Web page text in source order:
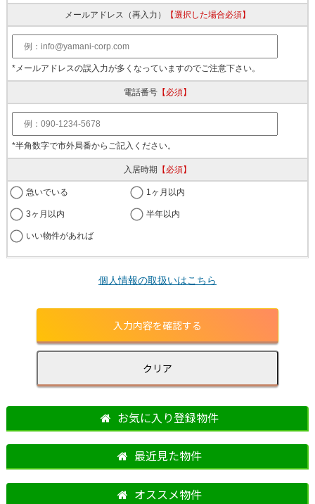
メールアドレス （再入力） 【選択した場合必須】
*メールアドレスの誤入力が多くなっていますのでご注意下さい。
電話番号【必須】
*半角数字で市外局番からご記入ください。
入居時期 【必須】
急いでいる 1ヶ月以内
3ヶ月以内 半年以内
いい物件があれば
個人情報の取扱いはこちら
お気に入り登録物件
最近見た物件
オススメ物件